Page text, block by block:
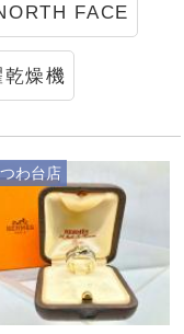
FACE
燥機
わ台店